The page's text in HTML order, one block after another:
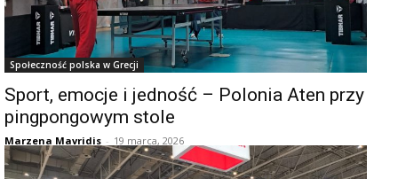
Społeczność polska w Grecji
Sport, emocje i jedność – Polonia Aten przy
pingpongowym stole
Marzena Mavridis - 19 marca, 2026